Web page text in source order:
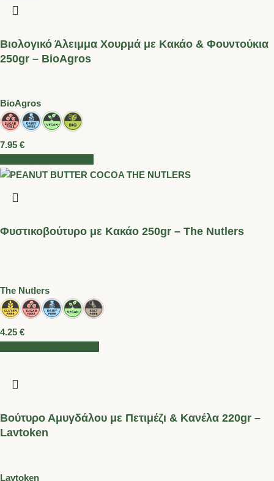
Βιολογικό Άλειμμα Χουρμά με Κακάο & Φουντούκια
250gr – BioAgros
BioAgros
7.95 €
Φυστικοβούτυρο με Κακάο 250gr – The Nutlers
Τhe Nutlers
4.25 €
Βούτυρο Αμυγδάλου με Πετιμέζι & Κανέλα 220gr –
Lavtoken
Lavtoken